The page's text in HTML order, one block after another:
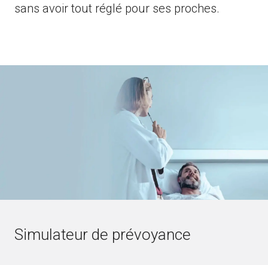
sans avoir tout réglé pour ses proches.
Simulateur de prévoyance